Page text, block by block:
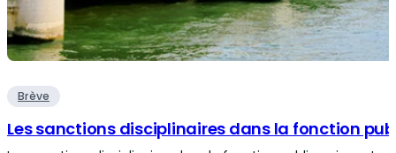
Brève
Les sanctions disciplinaires dans la fonction